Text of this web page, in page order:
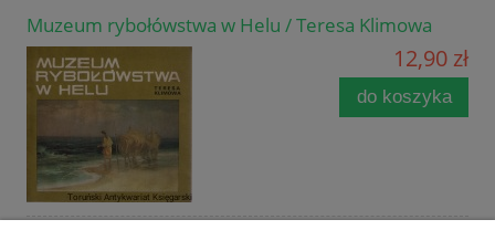
Muzeum rybołówstwa w Helu / Teresa Klimowa
12,90 zł
do koszyka